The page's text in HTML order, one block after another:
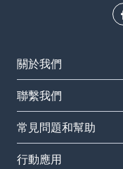
關於我們
聯繫我們
常見問題和幫助
行動應用